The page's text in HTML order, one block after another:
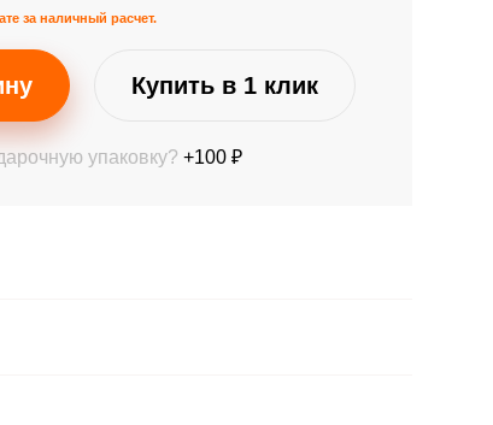
за наличный расчет.
Купить в 1 клик
упаковку? +100 ₽